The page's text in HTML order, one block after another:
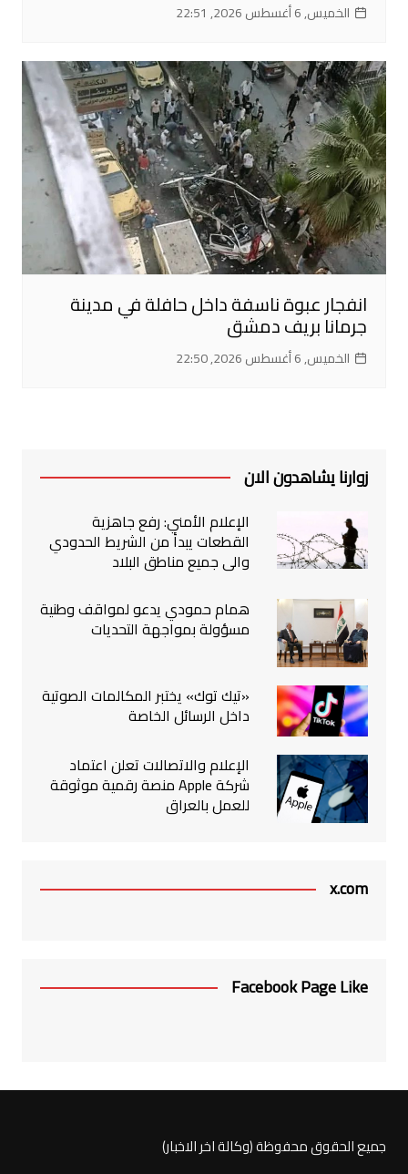
الخميس, 6 أغسطس 2026, 22:51
انفجار عبوة ناسفة داخل حافلة في مدينة
جرمانا بريف دمشق
الخميس, 6 أغسطس 2026, 22:50
زوارنا يشاهدون الان
الإعلام الأمني: رفع جاهزية
القطعات يبدأ من الشريط الحدودي
والى جميع مناطق البلاد
همام حمودي يدعو لمواقف وطنية
مسؤولة بمواجهة التحديات
«تيك توك» يختبر المكالمات الصوتية
داخل الرسائل الخاصة
الإعلام والاتصالات تعلن اعتماد
شركة Apple منصة رقمية موثوقة
للعمل بالعراق
x.com
Facebook Page Like
جميع الحقوق محفوظة (وكالة اخر الاخبار)